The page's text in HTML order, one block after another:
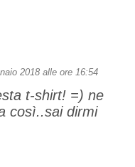
2018 alle ore 16:54
t-shirt! =) ne
così..sai dirmi